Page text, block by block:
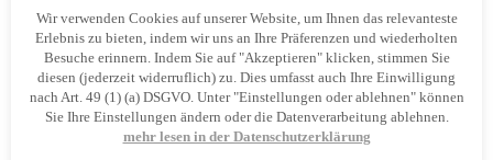
vor dem Tor nicht konsequent genug, sodass
etliche Chancen ausgelassen wurden. Okriftel
kam zwischendurch noch zum 2:1
Anschlusstreffer. Man hatte jedoch nie das
Gefühl gehabt, dass das Spiel kippen könnte.
Am Ende steht ein verdientes 4:2 Sieg, der
Wir verwenden Cookies auf unserer Website, um Ihnen das relevanteste
Erlebnis zu bieten, indem wir uns an Ihre Präferenzen und wiederholten
Besuche erinnern. Indem Sie auf "Akzeptieren" klicken, stimmen Sie
diesen (jederzeit widerruflich) zu. Dies umfasst auch Ihre Einwilligung
nach Art. 49 (1) (a) DSGVO. Unter "Einstellungen oder ablehnen" können
Sie Ihre Einstellungen ändern oder die Datenverarbeitung ablehnen.
mehr lesen in der Datenschutzerklärung